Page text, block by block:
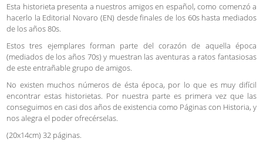
Esta historieta presenta a nuestros amigos en español, como comenzó a
hacerlo la Editorial Novaro (EN) desde finales de los 60s hasta mediados
de los años 80s.
Estos tres ejemplares forman parte del corazón de aquella época
(mediados de los años 70s) y muestran las aventuras a ratos fantasiosas
de este entrañable grupo de amigos.
No existen muchos números de ésta época, por lo que es muy difícil
encontrar estas historietas. Por nuestra parte es primera vez que las
conseguimos en casi dos años de existencia como Páginas con Historia, y
nos alegra el poder ofrecérselas.
(20x14cm) 32 páginas.